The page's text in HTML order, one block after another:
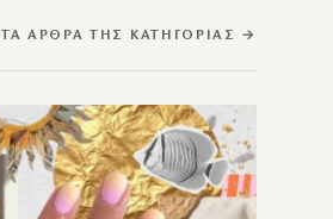
ΆΡΘΡΑ ΤΗΣ ΚΑΤΗΓΟΡΊΑΣ →